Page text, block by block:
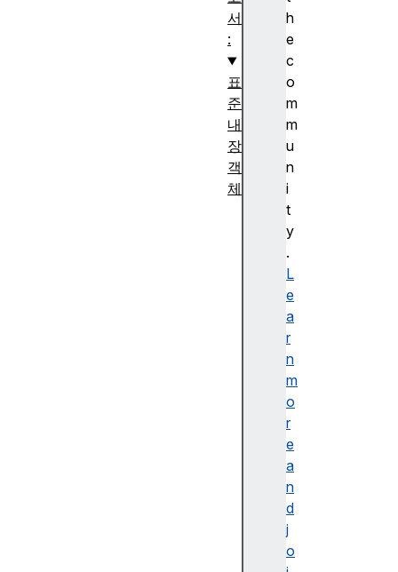
h
e
c
o
m
m
u
n
i
t
y
.
L
e
a
r
n
m
o
r
e
a
n
d
j
o
서
:
표
준
내
장
객
체